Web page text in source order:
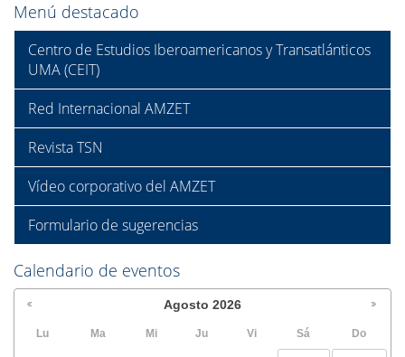
Menú destacado
Centro de Estudios Iberoamericanos y Transatlánticos
UMA (CEIT)
Red Internacional AMZET
Revista TSN
Vídeo corporativo del AMZET
Formulario de sugerencias
Calendario de eventos
Agosto 2026
Lu Ma Mi Ju Vi Sá Do